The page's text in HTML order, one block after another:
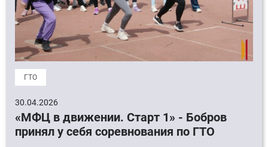
ГТО
30.04.2026
«МФЦ в движении. Старт 1» - Бобров
принял у себя соревнования по ГТО